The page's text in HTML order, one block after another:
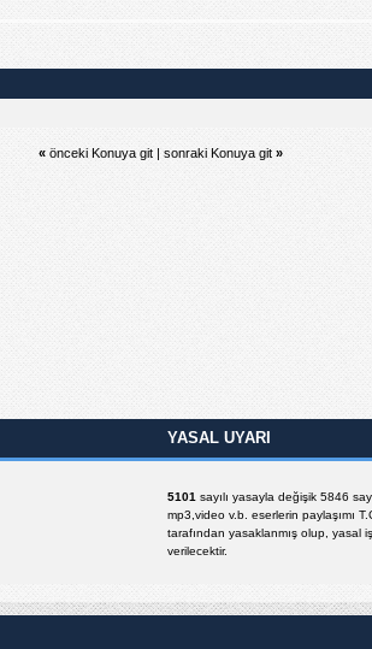
« önceki Konuya git| sonraki Konuya git »
YASAL UYARI
5101 sayılı yasayla değişik 5846
mp3,video v.b. eserlerin paylaşımı
tarafından yasaklanmış olup, yasal
verilecektir.